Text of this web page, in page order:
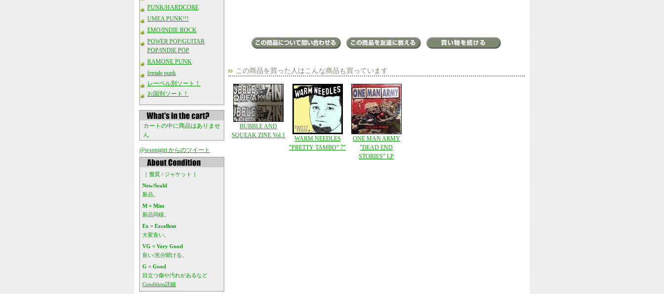
PUNK/HARDCORE
UMEA PUNK!!!
EMO/INDIE ROCK
POWER POP/GUITAR
POP/INDIE POP
RAMONE PUNK
female punk
レーベル別ソート！
お国別ソート！
カートの中に商品はありませ
ん
@wsonigiri からのツイート
［ 盤質 / ジャケット ］
New/Seald
新品。
M = Mint
新品同様。
Ex = Excellent
大変良い。
VG = Very Good
良い/充分聞ける。
G = Good
目立つ傷や汚れがあるなど
Condition詳細
この商品を買った人はこんな商品も買っています
BUBBLE AND
SQUEAK ZINE Vol.1
WARM NEEDLES
"PRETTY TAMBO" 7"
ONE MAN ARMY
"DEAD END
STORIES" LP